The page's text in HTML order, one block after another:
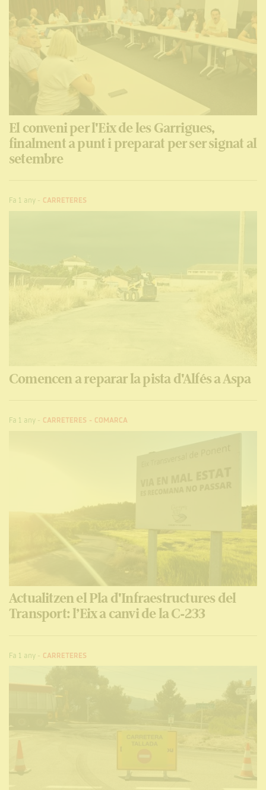
El conveni per l'Eix de les Garrigues,
finalment a punt i preparat per ser signat al
setembre
Fa 1 any- CARRETERES
Comencen a reparar la pista d'Alfés a Aspa
Fa 1 any- CARRETERES - COMARCA
Actualitzen el Pla d'Infraestructures del
Transport: l’Eix a canvi de la C-233
Fa 1 any- CARRETERES